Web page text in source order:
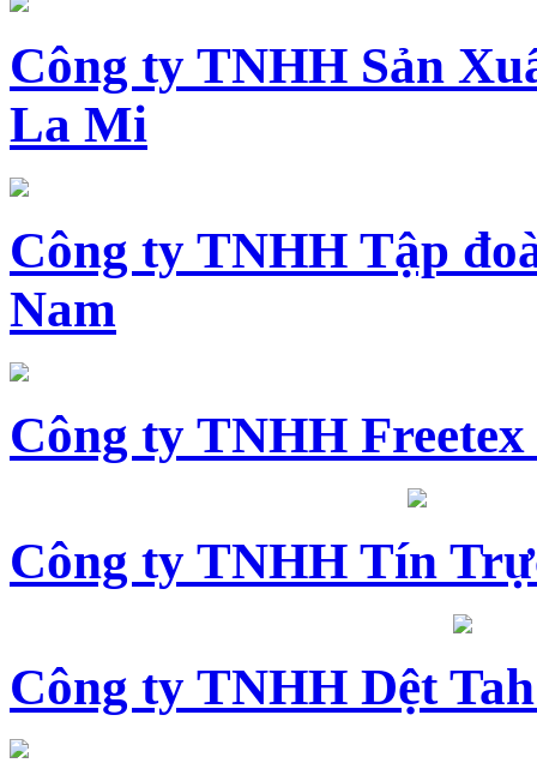
Công ty TNHH Sản
La Mi
Công ty TNHH Tập
Nam
Công ty TNHH
Công ty TNHH Tín
Công ty TNHH Dệt